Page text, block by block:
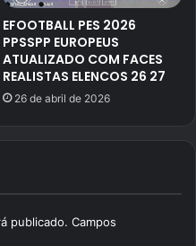
EFOOTBALL PES 2026
PPSSPP EUROPEUS
ATUALIZADO COM FACES
REALISTAS ELENCOS 26 27
26 de abril de 2026
publicado. Campos